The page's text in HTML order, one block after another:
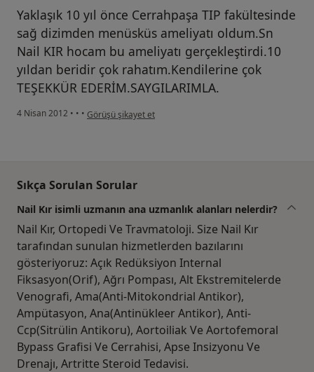
Yaklaşık 10 yıl önce Cerrahpaşa TIP fakültesinde
sağ dizimden menüsküs ameliyatı oldum.Sn
Nail KIR hocam bu ameliyatı gerçekleştirdi.10
yıldan beridir çok rahatım.Kendilerine çok
TEŞEKKÜR EDERİM.SAYGILARIMLA.
4 Nisan 2012 • • • kullanıcının görüşüne göre ne...k
Görüşü şikayet et
Sıkça Sorulan Sorular
Nail Kır isimli uzmanın ana uzmanlık alanları nelerdir?
Nail Kır, Ortopedi Ve Travmatoloji. Size Nail Kır
tarafından sunulan hizmetlerden bazılarını
gösteriyoruz: Açık Redüksiyon Internal
Fiksasyon(Orif), Ağrı Pompası, Alt Ekstremitelerde
Venografi, Ama(Anti-Mitokondrial Antikor),
Ampütasyon, Ana(Antinükleer Antikor), Anti-
Ccp(Sitrülin Antikoru), Aortoiliak Ve Aortofemoral
Bypass Grafisi Ve Cerrahisi, Apse Insizyonu Ve
Drenajı, Artritte Steroid Tedavisi.